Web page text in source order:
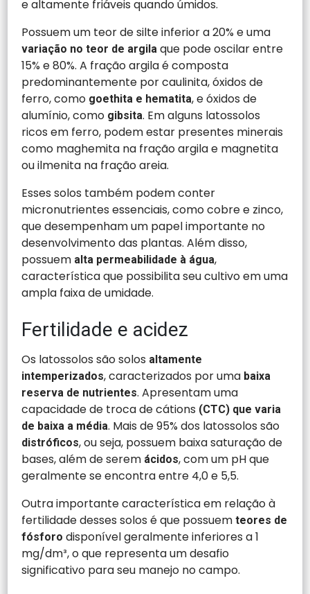
e altamente friáveis quando úmidos.
Possuem um teor de silte inferior a 20% e uma
variação no teor de argilaque pode oscilar entre
15% e 80%. A fração argila é composta
predominantemente por caulinita, óxidos de
ferro, como goethita e hematita, e óxidos de
alumínio, como gibsita. Em alguns latossolos
ricos em ferro, podem estar presentes minerais
como maghemita na fração argila e magnetita
ou ilmenita na fração areia.
Esses solos também podem conter
micronutrientes essenciais, como cobre e zinco,
que desempenham um papel importante no
desenvolvimento das plantas. Além disso,
possuem alta permeabilidade à água,
característica que possibilita seu cultivo em uma
ampla faixa de umidade.
Fertilidade e acidez
Os latossolos são solos altamente
intemperizados, caracterizados por uma baixa
reserva de nutrientes. Apresentam uma
capacidade de troca de cátions (CTC) que varia
de baixa a média. Mais de 95% dos latossolos são
distróficos, ou seja, possuem baixa saturação de
bases,além de serem ácidos, com um pH que
geralmente se encontra entre 4,0 e 5,5.
Outra importante característica em relação à
fertilidade desses solos é que possuemteores de
fósforo disponível geralmente inferiores a 1
mg/dm³, o que representa um desafio
significativo para seu manejo no campo.